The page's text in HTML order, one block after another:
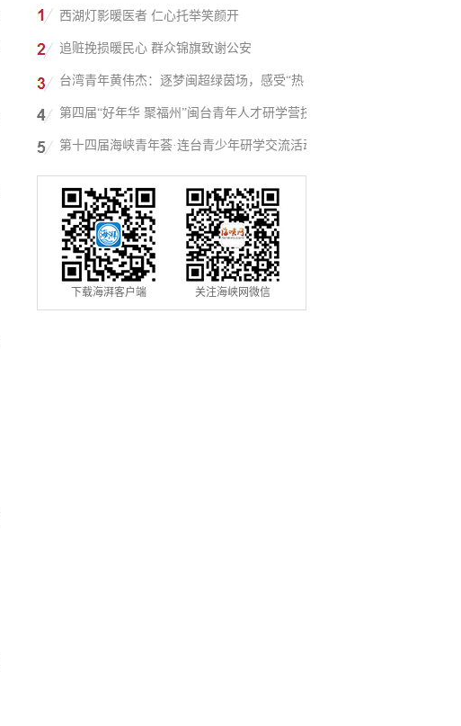
西湖灯影暖医者 仁心托举笑颜开
追赃挽损暖民心 群众锦旗致谢公安
台湾青年黄伟杰：逐梦闽超绿茵场，感受“热
血”与温情
第四届“好年华 聚福州”闽台青年人才研学营技
术成果项目路演在榕举办
第十四届海峡青年荟·连台青少年研学交流活动
在福州启航
下载海湃客户端 关注海峡网微信